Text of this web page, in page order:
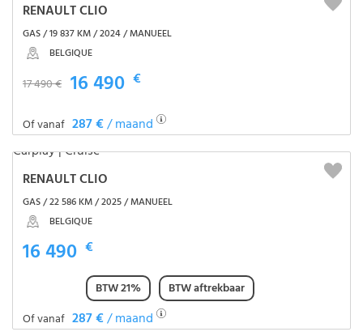
RENAULT CLIO
GAS / 19 837 KM / 2024 / MANUEEL
BELGIQUE
17 490 € 16 490 €
Of vanaf 287 €/ maand
RENAULT CLIO
GAS / 22 586 KM / 2025 / MANUEEL
BELGIQUE
16 490 €
BTW 21%
BTW aftrekbaar
Of vanaf 287 €/ maand